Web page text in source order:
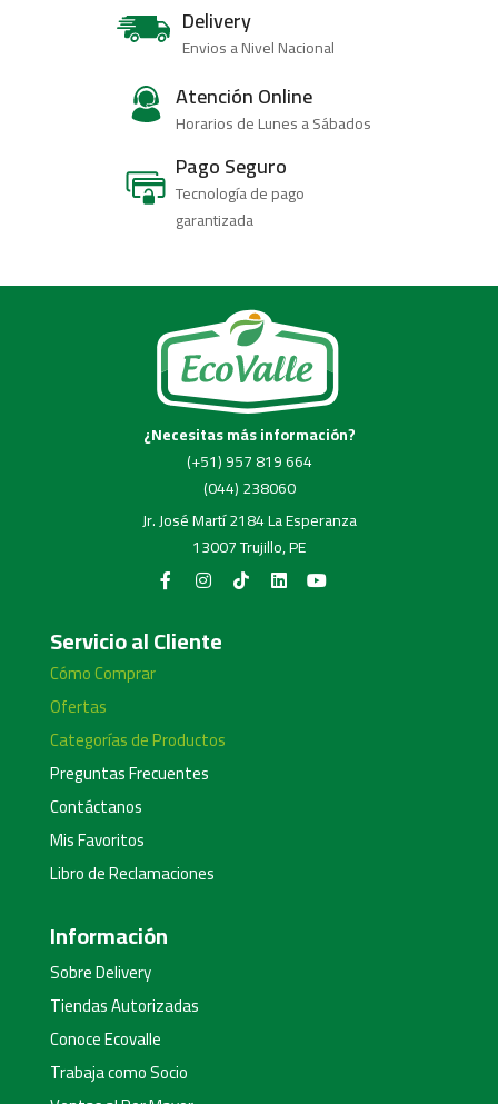
Delivery
Envios a Nivel Nacional
Atención Online
Horarios de Lunes a Sábados
Pago Seguro
Tecnología de pago
garantizada
Servicio al Cliente
Cómo Comprar
Ofertas
Categorías de Productos
Preguntas Frecuentes
Contáctanos
Mis Favoritos
Libro de Reclamaciones
¿Necesitas más información?
(+51) 957 819 664
(044) 238060
Jr. José Martí 2184 La Esperanza
13007 Trujillo, PE
Información
Sobre Delivery
Tiendas Autorizadas
Conoce Ecovalle
Trabaja como Socio